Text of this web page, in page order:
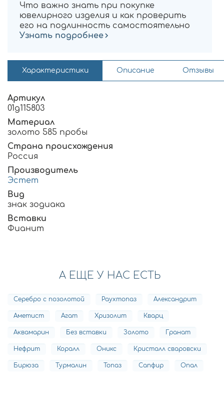
Что важно знать при покупке
ювелирного изделия и как проверить
его на подлинность самостоятельно
Узнать подробнее
Характеристики Описание Отзывы
Артикул
01д115803
Материал
золото 585 пробы
Страна происхождения
Россия
Производитель
Эстет
Вид
знак зодиака
Вставки
Фианит
А ЕЩЕ У НАС ЕСТЬ
Серебро с позолотой Раухтопаз Александрит
Аметист Агат Хризолит Кварц
Аквамарин Без вставки Золото Гранат
Нефрит Коралл Оникс Кристалл сваровски
Бирюза Турмалин Топаз Сапфир Опал